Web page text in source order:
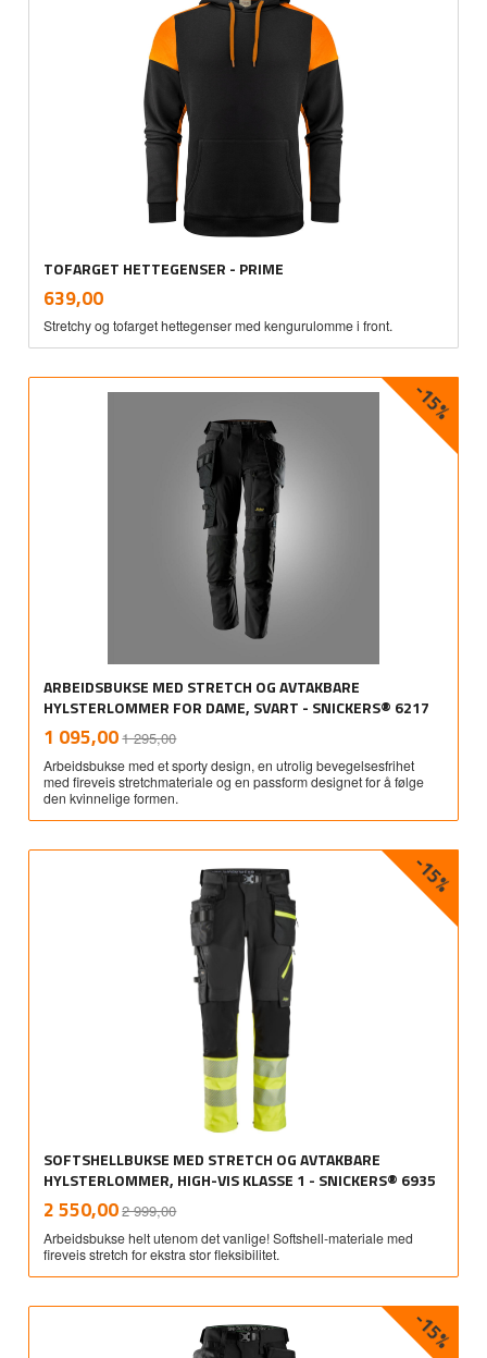
TOFARGET HETTEGENSER - PRIME
Pris
639,00mva.
Stretchy og tofarget hettegenser med kengurulomme i front.
ARBEIDSBUKSE MED STRETCH OG AVTAKBARE
HYLSTERLOMMER FOR DAME, SVART - SNICKERS® 6217
Tilbud
1 095,001 295,00
-15%
mva.
Arbeidsbukse med et sporty design, en utrolig bevegelsesfrihet
med fireveis stretchmateriale og en passform designet for å følge
den kvinnelige formen.
SOFTSHELLBUKSE MED STRETCH OG AVTAKBARE
HYLSTERLOMMER, HIGH-VIS KLASSE 1 - SNICKERS® 6935
Tilbud
2 550,002 999,00
-15%
mva.
Arbeidsbukse helt utenom det vanlige! Softshell-materiale med
fireveis stretch for ekstra stor fleksibilitet.
-15%